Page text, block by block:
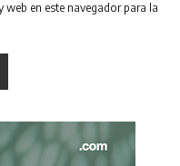
en este navegador para la